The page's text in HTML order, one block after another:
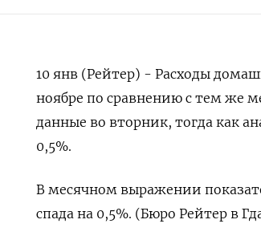
10 янв (Рейтер) - Расходы
ноябре по сравнению с тем же
данные во вторник, тогда как
0,5%.
В месячном выражении
спада на 0,5%. (Бюро Рейтер в